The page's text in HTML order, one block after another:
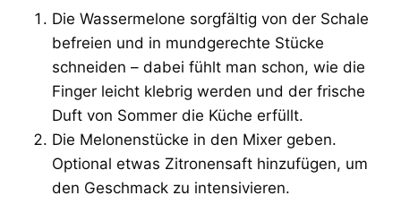
Die Wassermelone sorgfältig von der Schale
befreien und in mundgerechte Stücke
schneiden – dabei fühlt man schon, wie die
Finger leicht klebrig werden und der frische
Duft von Sommer die Küche erfüllt.
Die Melonenstücke in den Mixer geben.
Optional etwas Zitronensaft hinzufügen, um
den Geschmack zu intensivieren.